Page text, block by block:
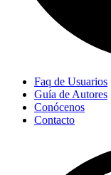
Faq de Usuarios
Guía de Autores
Conócenos
Contacto